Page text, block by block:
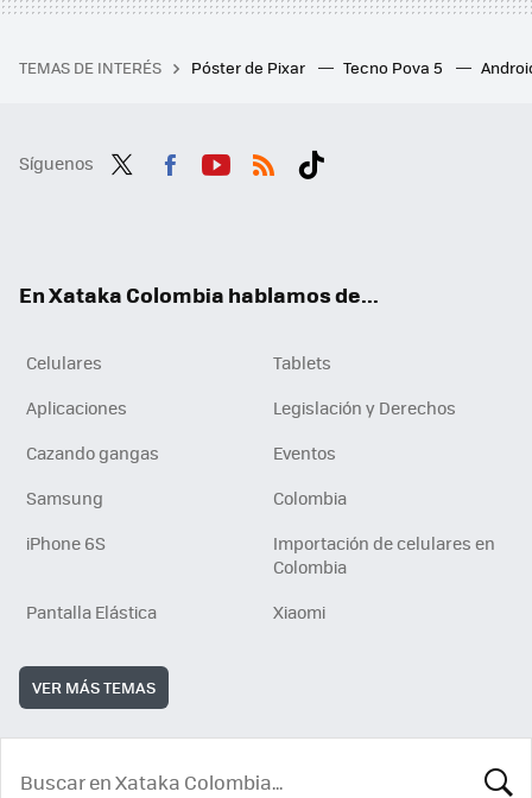
TEMAS DE INTERÉS Póster de Pixar Tecno Pova 5
Síguenos
En Xataka Colombia hablamos de...
Celulares
Tablets
Aplicaciones
Legislación y Derechos
Cazando gangas
Eventos
Samsung
Colombia
iPhone 6S
Importación de celulares en
Colombia
Pantalla Elástica
Xiaomi
VER MÁS TEMAS